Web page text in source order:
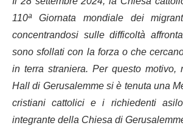
110ª Giornata mondiale dei
concentrandosi sulle difficoltà
sono sfollati con la forza o che
in terra straniera. Per questo
Hall di Gerusalemme si è tenuta una
cristiani cattolici e i richiedenti
integrante della Chiesa di